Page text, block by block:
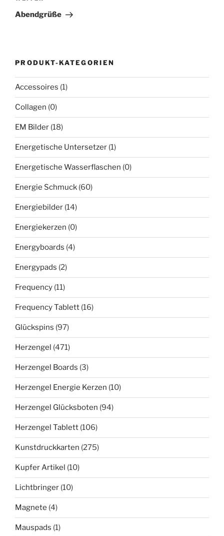
Beitrag
Abendgrüße
PRODUKT-KATEGORIEN
Accessoires (1)
Collagen (0)
EM Bilder (18)
Energetische Untersetzer (1)
Energetische Wasserflaschen (0)
Energie Schmuck (60)
Energiebilder (14)
Energiekerzen (0)
Energyboards (4)
Energypads (2)
Frequency (11)
Frequency Tablett (16)
Glückspins (97)
Herzengel (471)
Herzengel Boards (3)
Herzengel Energie Kerzen (10)
Herzengel Glücksboten (94)
Herzengel Tablett (106)
Kunstdruckkarten (275)
Kupfer Artikel (10)
Lichtbringer (10)
Magnete (4)
Mauspads (1)